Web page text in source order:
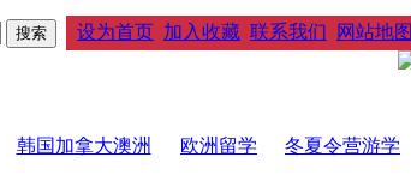
设为首页 加入收藏 联系我们 网站地图
韩国加拿大澳洲 欧洲留学 冬夏令营游学